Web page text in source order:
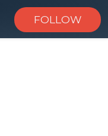
FOLLOW